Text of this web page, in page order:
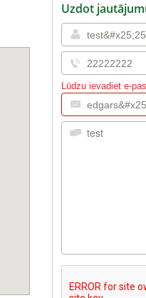
Uzdot
Lūdzu ievadiet e-